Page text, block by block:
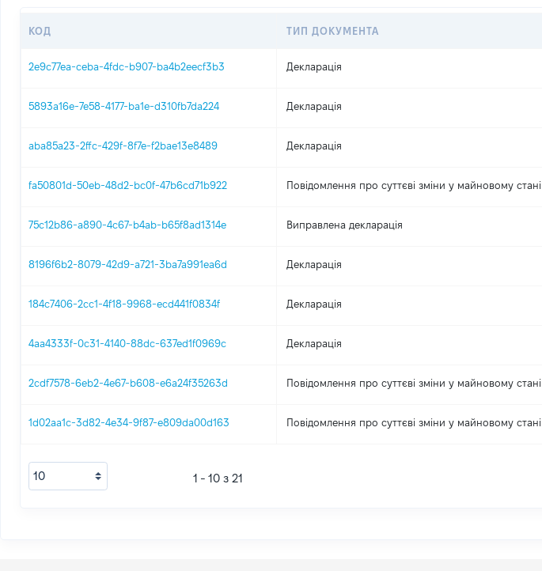
КОД ТИП ДОКУМЕНТА
2e9c77ea-ceba-4fdc-b907-ba4b2eecf3b3 Декларація
5893a16e-7e58-4177-ba1e-d310fb7da224 Декларація
aba85a23-2ffc-429f-8f7e-f2bae13e8489 Декларація
fa50801d-50eb-48d2-bc0f-47b6cd71b922 Повідомлення про суттєві зміни y майновому стані
75c12b86-a890-4c67-b4ab-b65f8ad1314e Виправлена декларація
8196f6b2-8079-42d9-a721-3ba7a991ea6d Декларація
184c7406-2cc1-4f18-9968-ecd441f0834f Декларація
4aa4333f-0c31-4140-88dc-637ed1f0969c Декларація
2cdf7578-6eb2-4e67-b608-e6a24f35263d Повідомлення про суттєві зміни y майновому стані
1d02aa1c-3d82-4e34-9f87-e809da00d163 Повідомлення про суттєві зміни y майновому стані
1 - 10 з 21